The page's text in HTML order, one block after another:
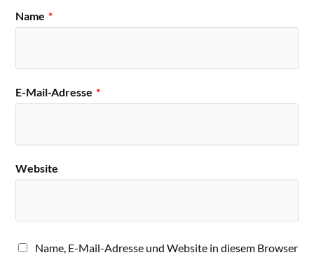
Name *
E-Mail-Adresse *
Website
Name, E-Mail-Adresse und Website in diesem Browser